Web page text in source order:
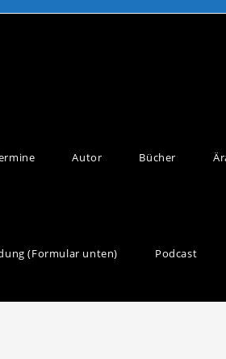
Autor Bücher
(Formular unten) Podcast